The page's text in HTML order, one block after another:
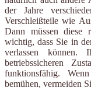
der Jahre
Verschleißteile wie
Dann müssen diese
wichtig, dass Sie in
verlassen
betriebssicheren
funktionsfähig.
bemühen, vermeiden